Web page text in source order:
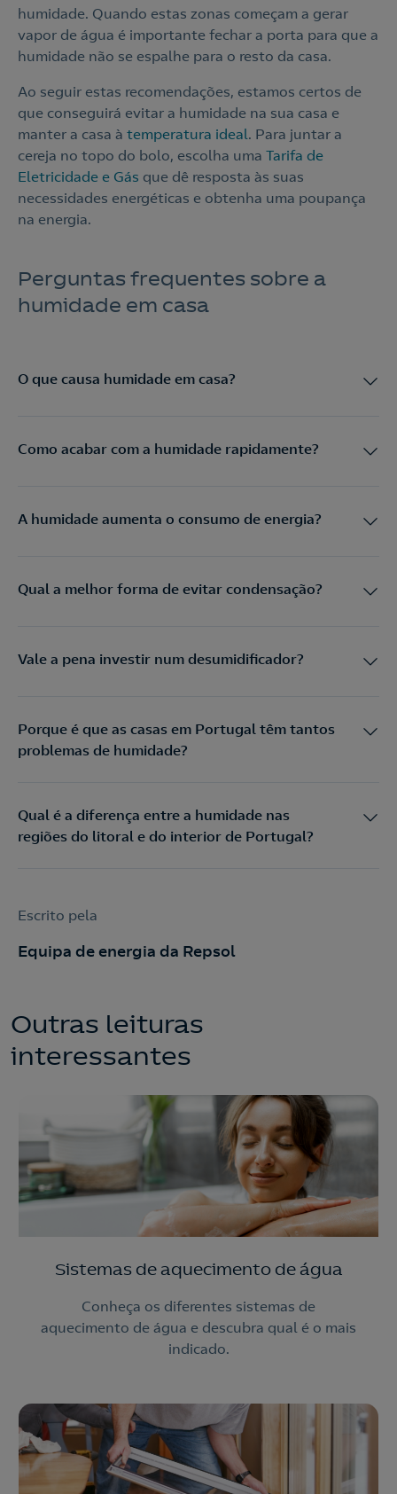
humidade. Quando estas zonas começam a gerar
vapor de água é importante fechar a porta para que a
humidade não se espalhe para o resto da casa.
Ao seguir estas recomendações, estamos certos de
que conseguirá evitar a humidade na sua casa e
manter a casa à temperatura ideal. Para juntar a
cereja no topo do bolo, escolha uma Tarifa de
Eletricidade e Gás que dê resposta às suas
necessidades energéticas e obtenha uma poupança
na energia.
Perguntas frequentes sobre a
humidade em casa
O que causa humidade em casa?
Como acabar com a humidade rapidamente?
A humidade aumenta o consumo de energia?
Qual a melhor forma de evitar condensação?
Vale a pena investir num desumidificador?
Porque é que as casas em Portugal têm tantos
problemas de humidade?
Qual é a diferença entre a humidade nas
regiões do litoral e do interior de Portugal?
Escrito pela
Equipa de energia da Repsol
Outras leituras
interessantes
Sistemas de aquecimento de água
Conheça os diferentes sistemas de
aquecimento de água e descubra qual é o mais
indicado.